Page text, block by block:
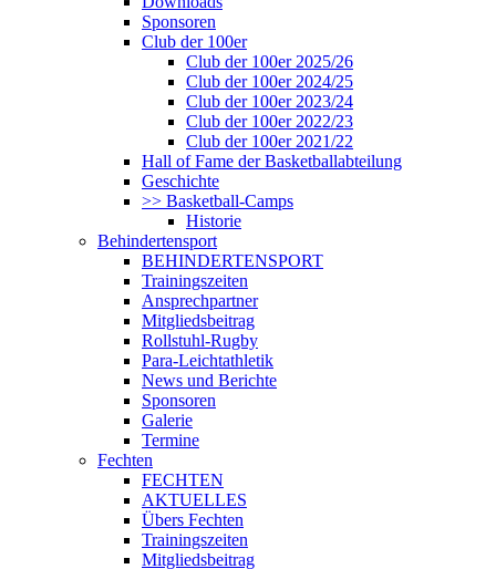
Sponsoren
Club der 100er
Club der 100er 2025/26
Club der 100er 2024/25
Club der 100er 2023/24
Club der 100er 2022/23
Club der 100er 2021/22
Hall of Fame der Basketballabteilung
Geschichte
>> Basketball-Camps
Historie
Behindertensport
BEHINDERTENSPORT
Trainingszeiten
Ansprechpartner
Mitgliedsbeitrag
Rollstuhl-Rugby
Para-Leichtathletik
News und Berichte
Sponsoren
Galerie
Termine
Fechten
FECHTEN
AKTUELLES
Übers Fechten
Trainingszeiten
Mitgliedsbeitrag